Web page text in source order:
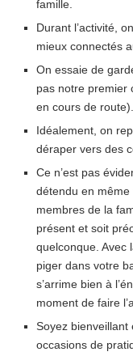
famille.
Durant l’activité,
mieux connectés
On essaie de
pas notre premier
en cours de route).
Idéalement, on
déraper vers des
Ce n’est pas
détendu en même
membres de la
présent et soit
quelconque. Avec
piger dans votre
s’arrime bien à
moment de faire
Soyez bienveillant
occasions de